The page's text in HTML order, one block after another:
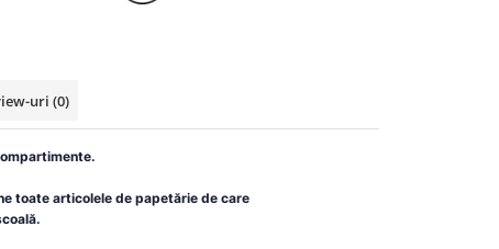
uri (0)
toate articolele de papetărie de care